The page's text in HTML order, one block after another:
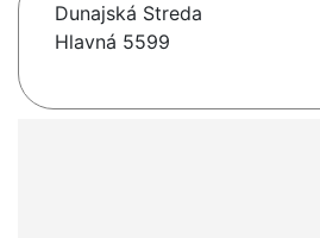
Dunajská Streda
Hlavná 5599